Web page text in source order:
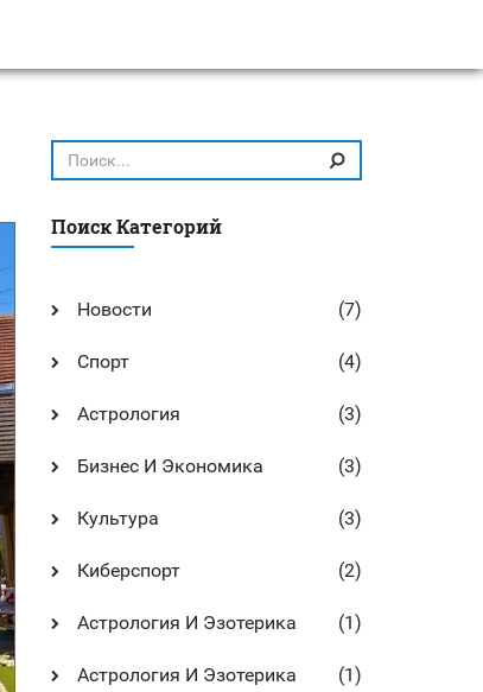
Поиск Категорий
Новости (7)
Спорт (4)
Астрология (3)
Бизнес И Экономика (3)
Культура (3)
Киберспорт (2)
Астрология И Эзотерика (1)
Астрология И Эзотерика (1)